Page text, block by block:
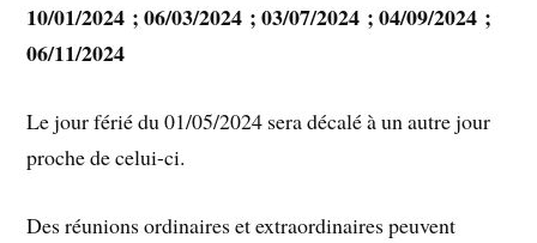
10/01/2024 ; 06/03/2024 ; 03/07/2024 ; 04/09/2024 ;
06/11/2024
Le jour férié du 01/05/2024 sera décalé à un autre jour
proche de celui-ci.
Des réunions ordinaires et extraordinaires peuvent